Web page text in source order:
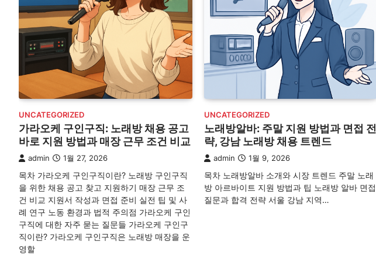
UNCATEGORIZED
가라오케 구인구직: 노래방 채용 공고
바로 지원 방법과 매장 근무 조건 비교
admin 1월 27, 2026
목차 가라오케 구인구직이란? 노래방 구인구직
을 위한 채용 공고 찾고 지원하기 매장 근무 조
건 비교 지원서 작성과 면접 준비 실전 팁 및 사
례 연구 노동 환경과 법적 주의점 가라오케 구인
구직에 대한 자주 묻는 질문들 가라오케 구인구
직이란? 가라오케 구인구직은 노래방 매장을 운
영할
UNCATEGORIZED
노래방알바: 주말 지원 방법과 면접 전
략, 강남 노래방 채용 트렌드
admin 1월 9, 2026
목차 노래방알바 소개와 시장 트렌드 주말 노래
방 아르바이트 지원 방법과 팁 노래방 알바 면접
질문과 합격 전략 서울 강남 지역…